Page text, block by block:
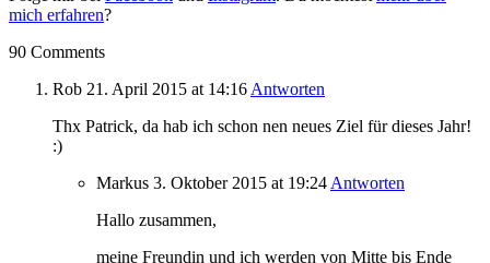
mich erfahren?
90 Comments
Rob 21. April 2015 at 14:16 Antworten
Thx Patrick, da hab ich schon nen neues Ziel für dieses Jahr!
:)
Markus 3. Oktober 2015 at 19:24 Antworten
Hallo zusammen,
meine Freundin und ich werden von Mitte bis Ende